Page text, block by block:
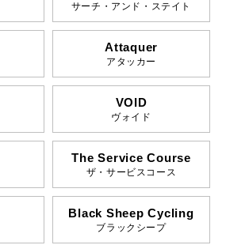
サーチ・アンド・ステイト
Attaquer
アタッカー
VOID
ヴォイド
The Service Course
ザ・サービスコース
Black Sheep Cycling
ブラックシープ